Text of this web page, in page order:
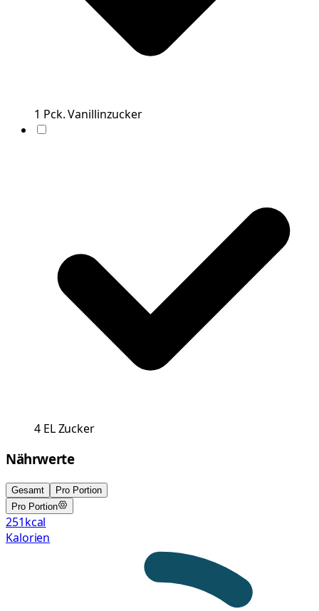
1 Pck.Vanillinzucker
4 ELZucker
Nährwerte
Gesamt
Pro Portion
Pro Portion
251kcal
Kalorien